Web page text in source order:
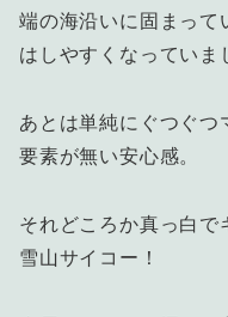
端の海沿いに固まって
はしやすくなっていま
あとは単純にぐつぐつ
要素が無い安心感。
それどころか真っ白
雪山サイコー！